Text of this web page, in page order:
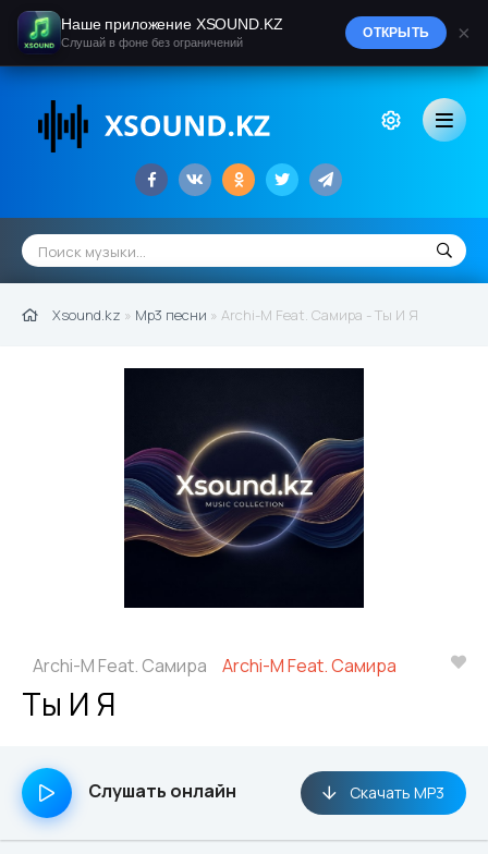
Xsound.kz » Mp3 песни » Archi-M Feat. Самира - Ты И Я
Archi-M Feat. Самира Archi-M Feat. Самира
Ты И Я
Слушать онлайн Скачать MP3
Наше приложение XSOUND.KZ
Слушай в фоне без ограничений
ОТКРЫТЬ ×